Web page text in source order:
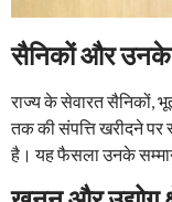
सैनिकों और उनके
राज्य के सेवारत सैनिकों,
तक की संपत्ति खरीदने पर
है। यह फैसला उनके